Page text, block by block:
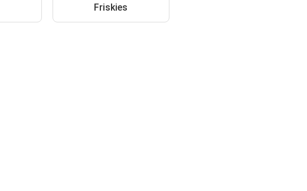
Friskies